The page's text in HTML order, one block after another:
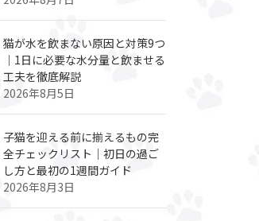
猫が水を飲まない原因と対策9つ
｜1日に必要な水分量と飲ませる
工夫を徹底解説
2026年8月5日
子猫を迎える前に揃えるもの完
全チェックリスト｜初日の過ご
し方と最初の1週間ガイド
2026年8月3日